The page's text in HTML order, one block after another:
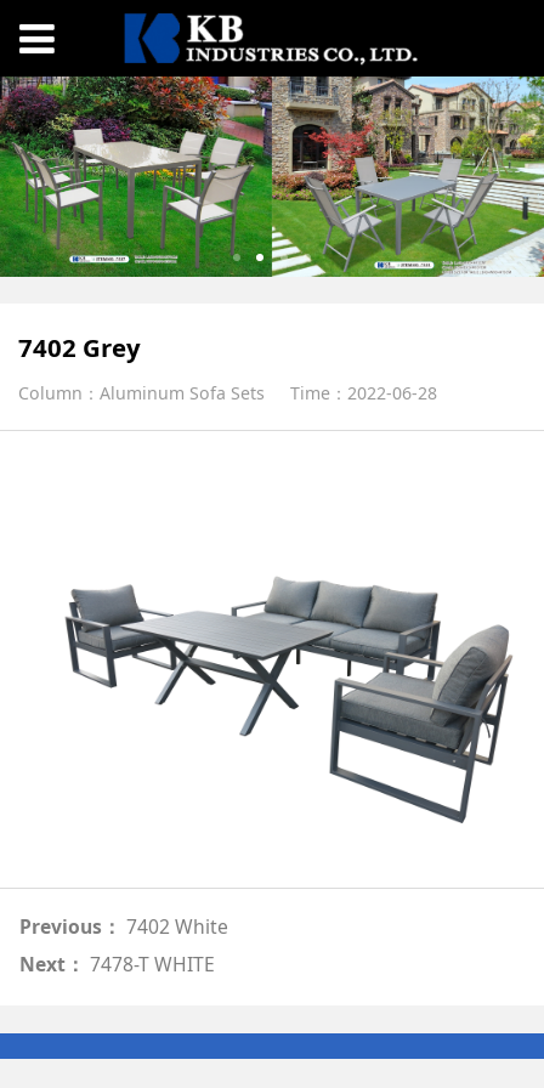
7402 Grey
Column：Aluminum Sofa Sets Time：2022-06-28
Previous： 7402 White
Next： 7478-T WHITE